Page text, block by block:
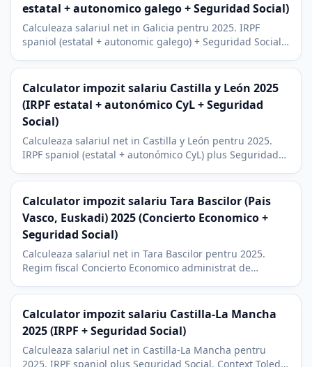
estatal + autonomico galego + Seguridad Social)
Calculeaza salariul net in Galicia pentru 2025. IRPF
spaniol (estatal + autonomic galego) + Seguridad Social.
Inditex (Zara).
Calculator impozit salariu Castilla y León 2025
(IRPF estatal + autonómico CyL + Seguridad
Social)
Calculeaza salariul net in Castilla y León pentru 2025.
IRPF spaniol (estatal + autonómico CyL) plus Seguridad
Calculator impozit salariu Tara Bascilor (Pais
Vasco, Euskadi) 2025 (Concierto Economico +
Seguridad Social)
Calculeaza salariul net in Tara Bascilor pentru 2025.
Regim fiscal Concierto Economico administrat de
Vitoria.
Calculator impozit salariu Castilla-La Mancha
2025 (IRPF + Seguridad Social)
Calculeaza salariul net in Castilla-La Mancha pentru
2025. IRPF spaniol plus Seguridad Social. Context Toledo,